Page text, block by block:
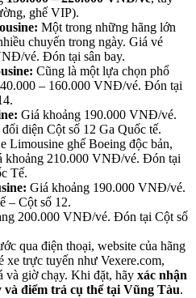
ghế VIP).
Một trong những hãng lớn
chuyến trong ngày. Giá vé
vé. Đón tại sân bay.
Cũng là một lựa chọn phổ
– 160.000 VNĐ/vé. Đón tại
Giá khoảng 190.000 VNĐ/vé.
diện Cột số 12 Ga Quốc tế.
Limousine ghế Boeing độc bản,
khoảng 210.000 VNĐ/vé. Đón tại
Tế.
Giá khoảng 190.000 VNĐ/vé.
– Cột số 12.
200.000 VNĐ/vé. Đón tại Cột số
qua điện thoại, website của hãng
xe trực tuyến như Vexere.com,
và giờ chạy. Khi đặt, hãy xác nhận
và điểm trả cụ thể tại Vũng Tàu.